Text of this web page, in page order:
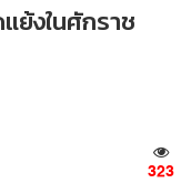
ย้งในศักราช
323